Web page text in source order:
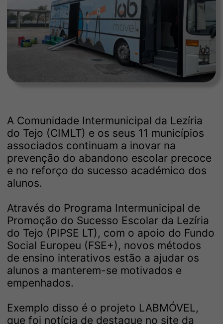
A Comunidade Intermunicipal da Lezíria
do Tejo (CIMLT) e os seus 11 municípios
associados continuam a inovar na
prevenção do abandono escolar precoce
e no reforço do sucesso académico dos
alunos.
Através do Programa Intermunicipal de
Promoção do Sucesso Escolar da Lezíria
do Tejo (PIPSE LT), com o apoio do Fundo
Social Europeu (FSE+), novos métodos
de ensino interativos estão a ajudar os
alunos a manterem-se motivados e
empenhados.
Exemplo disso é o projeto LABMÓVEL,
que foi notícia de destaque no site da